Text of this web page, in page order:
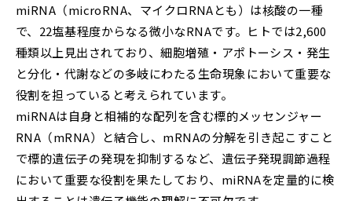
miRNA（microRNA、マイクロRNAとも）は核酸の一種
で、22塩基程度からなる微小なRNAです。ヒトでは2,600
種類以上見出されており、細胞増殖・アポトーシス・発生
と分化・代謝などの多岐にわたる生命現象において重要な
役割を担っていると考えられています。
miRNAは自身と相補的な配列を含む標的メッセンジャー
RNA（mRNA）と結合し、mRNAの分解を引き起こすこと
で標的遺伝子の発現を抑制するなど、遺伝子発現調節過程
において重要な役割を果たしており、miRNAを定量的に検